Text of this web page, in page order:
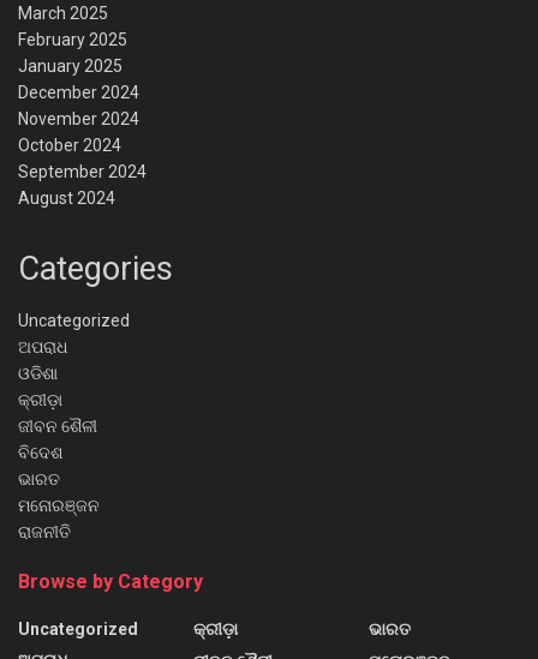
March 2025
February 2025
January 2025
December 2024
November 2024
October 2024
September 2024
August 2024
Categories
Uncategorized
ଅପରାଧ
ଓଡିଶା
କ୍ରୀଡ଼ା
ଜୀବନ ଶୈଳୀ
ବିଦେଶ
ଭାରତ
ମନୋରଞ୍ଜନ
ରାଜନୀତି
Browse by Category
Uncategorized
କ୍ରୀଡ଼ା
ଭାରତ